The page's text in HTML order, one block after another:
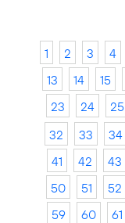
1 2 3 4
13
14 15
23
24 25
32
33 34
41
42 43
50
51 52
59
60 61